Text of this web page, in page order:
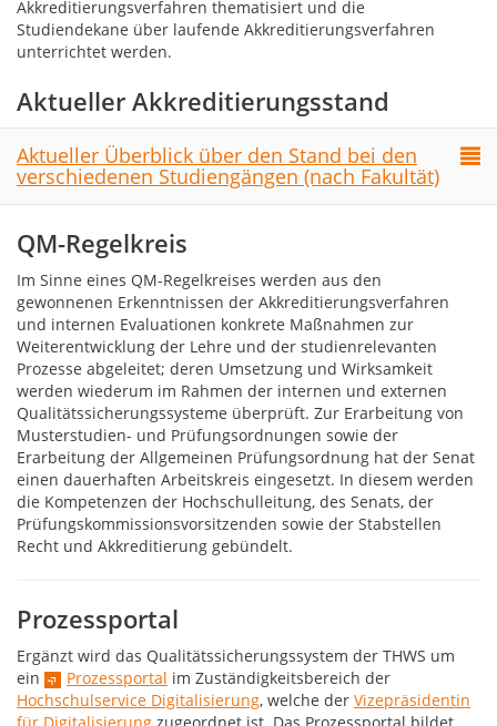
Akkreditierungsverfahren thematisiert und die
Studiendekane über laufende Akkreditierungsverfahren
unterrichtet werden.
Aktueller Akkreditierungsstand
Aktueller Überblick über den Stand bei den
verschiedenen Studiengängen (nach Fakultät)
QM-Regelkreis
Im Sinne eines QM-Regelkreises werden aus den
gewonnenen Erkenntnissen der Akkreditierungsverfahren
und internen Evaluationen konkrete Maßnahmen zur
Weiterentwicklung der Lehre und der studienrelevanten
Prozesse abgeleitet; deren Umsetzung und Wirksamkeit
werden wiederum im Rahmen der internen und externen
Qualitätssicherungssysteme überprüft. Zur Erarbeitung von
Musterstudien- und Prüfungsordnungen sowie der
Erarbeitung der Allgemeinen Prüfungsordnung hat der Senat
einen dauerhaften Arbeitskreis eingesetzt. In diesem werden
die Kompetenzen der Hochschulleitung, des Senats, der
Prüfungskommissionsvorsitzenden sowie der Stabstellen
Recht und Akkreditierung gebündelt.
Prozessportal
Ergänzt wird das Qualitätssicherungssystem der THWS um
ein
Prozessportal im Zuständigkeitsbereich der
Hochschulservice Digitalisierung, welche der Vizepräsidentin